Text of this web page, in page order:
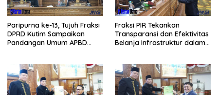
Paripurna ke-13, Tujuh Fraksi
DPRD Kutim Sampaikan
Pandangan Umum APBD
Fraksi PIR Tekankan
Transparansi dan Efektivitas
Belanja Infrastruktur dalam